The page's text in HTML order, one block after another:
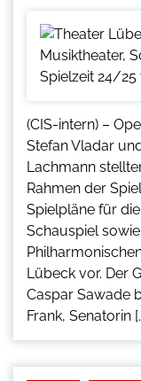
(CIS-intern) –
Stefan Vladar
Lachmann
Rahmen der
Spielpläne für
Schauspiel
Lübeck vor. Der
Caspar Sawade
Frank, Senatorin